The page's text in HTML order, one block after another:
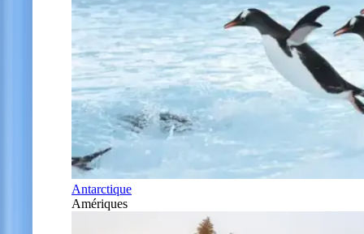
Antarctique
Amériques